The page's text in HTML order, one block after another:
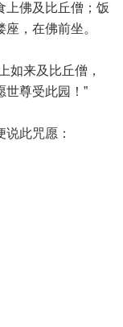
上佛及比丘僧；饭
，在佛前坐。
如来及比丘僧，
世尊受此园！”
此咒愿：